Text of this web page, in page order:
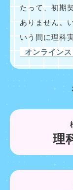
たって、初期
ありません。
いう間に理科
オンライン
理